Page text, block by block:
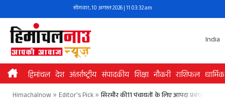
to
content
सोमवार, 10 अगस्त 2026 | 11:03:32 am
India
हिमांचल देश अंतर्राष्ट्रीय संपादकीय शिक्षा नौकरी राशिफल धार्मिक
Himachalnow» Editor's Pick» सिरमौर की11 पंचायतों के लिए आपदा प्रबंधन पर